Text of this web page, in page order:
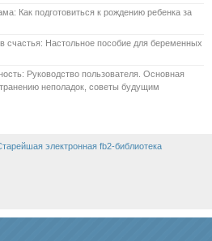
Как подготовиться к рождению ребенка за
счастья: Настольное пособие для беременных
Руководство пользователя. Основная
неполадок, советы будущим
электронная fb2-библиотека